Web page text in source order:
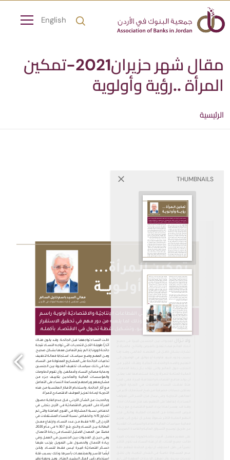
English
مقال شهر حزيران2021-تمكين
المرأة ..رؤية وأولوية
الرئيسية
THUMBNAILS